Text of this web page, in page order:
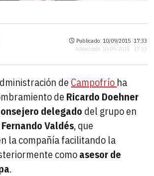
Publicado: 10/09/2015 ·17:33
Actualizado: 10/09/2015 · 17:33
de Campofrío ha
de Ricardo Doehner
delegado del grupo en
Valdés, que
la compañía facilitando la
comoasesor de
.